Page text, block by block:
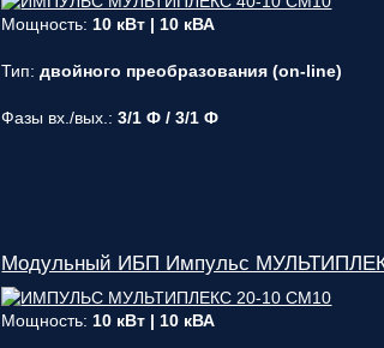
Мощность: 10 кВт | 10 кВА
Тип:двойного преобразования (on-line)
Фазы вх./вых.:3/1 Ф / 3/1 Ф
Модульный ИБП Импульс
Мощность: 10 кВт | 10 кВА